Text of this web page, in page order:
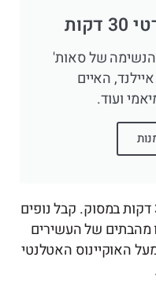
של סאות'
האיים
ועוד.
תמריאו מעל מיאמי בסיור של 30 דקות במסוק. קבל נופים
מהבתים של העשירים
האוקיינוס האטלנטי